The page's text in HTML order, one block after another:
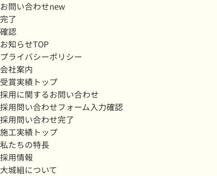
お問い合わせnew
完了
確認
お知らせTOP
プライバシーポリシー
会社案内
受賞実績トップ
採用に関するお問い合わせ
採用問い合わせフォーム入力確認
採用問い合わせ完了
施工実績トップ
私たちの特長
採用情報
大城組について